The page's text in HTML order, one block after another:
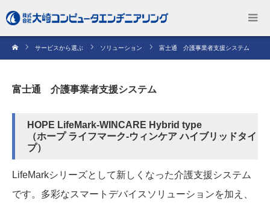
サービスから選ぶ ソリューション 富士通 介護事業者支援システム
富士通 介護事業者支援システム
HOPE LifeMark-WINCARE Hybrid type
（ホープ ライフマーク-ウィンケア ハイブリッドタイ
プ）
LifeMarkシリーズとして新しくなった介護支援システム
です。多彩なスマートデバイスソリューションを加え、